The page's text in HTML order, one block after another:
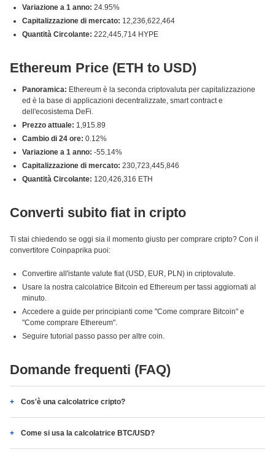
Variazione a 1 anno: 24.95%
Capitalizzazione di mercato: 12,236,622,464
Quantità Circolante: 222,445,714 HYPE
Ethereum Price (ETH to USD)
Panoramica: Ethereum è la seconda criptovaluta per capitalizzazione
ed è la base di applicazioni decentralizzate, smart contract e
dell'ecosistema DeFi.
Prezzo attuale: 1,915.89
Cambio di 24 ore: 0.12%
Variazione a 1 anno: -55.14%
Capitalizzazione di mercato: 230,723,445,846
Quantità Circolante: 120,426,316 ETH
Converti subito fiat in cripto
Ti stai chiedendo se oggi sia il momento giusto per comprare cripto? Con il
convertitore Coinpaprika puoi:
Convertire all'istante valute fiat (USD, EUR, PLN) in criptovalute.
Usare la nostra calcolatrice Bitcoin ed Ethereum per tassi aggiornati al
minuto.
Accedere a guide per principianti come "Come comprare Bitcoin" e
"Come comprare Ethereum".
Seguire tutorial passo passo per altre coin.
Domande frequenti (FAQ)
Cos'è una calcolatrice cripto?
Come si usa la calcolatrice BTC/USD?